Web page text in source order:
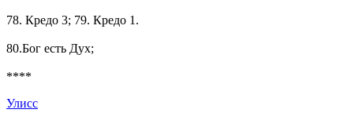
78. Кредо 3; 79. Кредо 1.
80.Бог есть Дух;
****
Улисс